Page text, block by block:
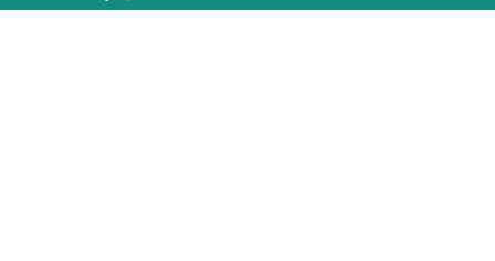
Sprawdź Odległość